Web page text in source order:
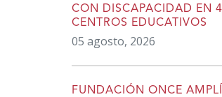
CON DISCAPACIDAD EN
CENTROS EDUCATIVOS
05 agosto, 2026
FUNDACIÓN ONCE